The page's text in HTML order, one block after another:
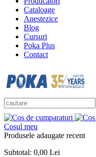
Cataloage
Anestezice
Blog
Cursuri
Poka Plus
Contact
Cosul meu
Produsele adaugate recent
Subtotal: 0,00 Lei